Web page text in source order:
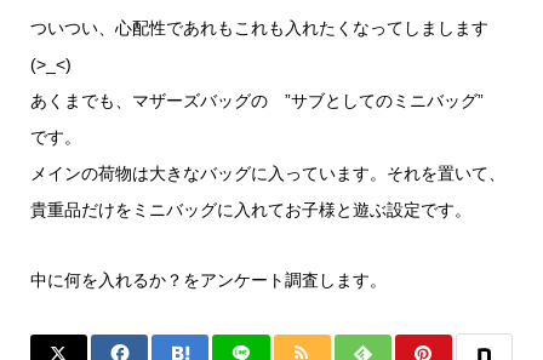
ついつい、心配性であれもこれも入れたくなってしまします
(>_<)
あくまでも、マザーズバッグの ”サブとしてのミニバッグ”
です。
メインの荷物は大きなバッグに入っています。それを置いて、
貴重品だけをミニバッグに入れてお子様と遊ぶ設定です。
中に何を入れるか？をアンケート調査します。